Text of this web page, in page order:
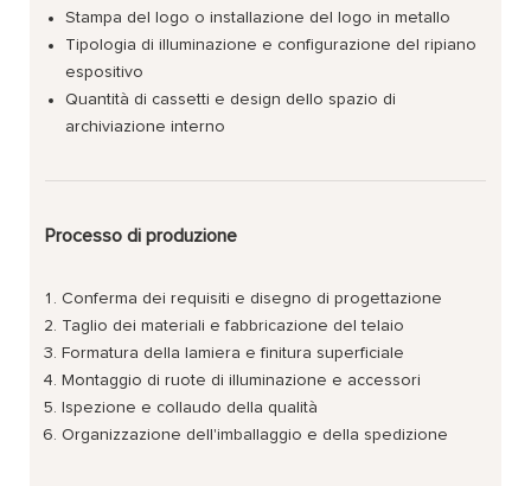
Stampa del logo o installazione del logo in metallo
Tipologia di illuminazione e configurazione del ripiano
espositivo
Quantità di cassetti e design dello spazio di
archiviazione interno
Processo di produzione
Conferma dei requisiti e disegno di progettazione
Taglio dei materiali e fabbricazione del telaio
Formatura della lamiera e finitura superficiale
Montaggio di ruote di illuminazione e accessori
Ispezione e collaudo della qualità
Organizzazione dell'imballaggio e della spedizione